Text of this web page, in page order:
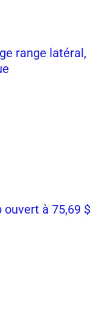
range latéral,
ouvert à 75,69 $